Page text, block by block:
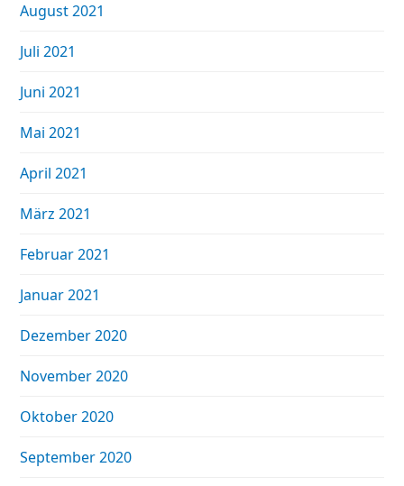
August 2021
Juli 2021
Juni 2021
Mai 2021
April 2021
März 2021
Februar 2021
Januar 2021
Dezember 2020
November 2020
Oktober 2020
September 2020